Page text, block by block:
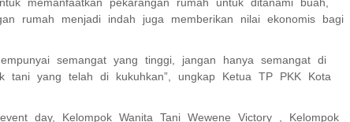
rumah menjadi indah juga memberikan nilai ekonomis bagi
semangat yang tinggi, jangan hanya semangat di
tani yang telah di kukuhkan”, ungkap Ketua TP PKK Kota
day, Kelompok Wanita Tani Wewene Victory , Kelompok